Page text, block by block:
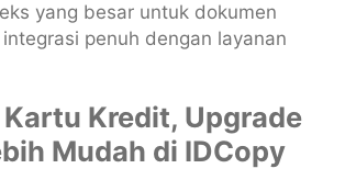
yang besar untuk dokumen
penuh dengan layanan
Kartu Kredit, Upgrade
Mudah di IDCopy